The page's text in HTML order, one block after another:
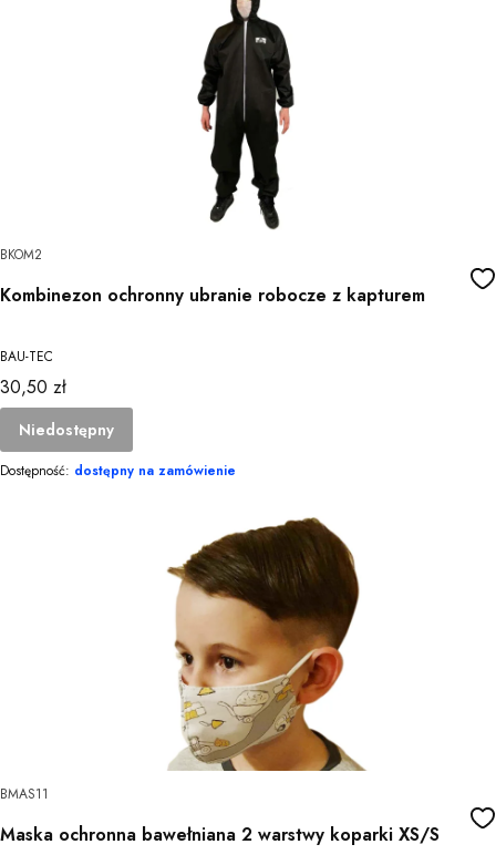
BKOM2
Kombinezon ochronny ubranie robocze z kapturem
BAU-TEC
Cena
30,50 zł
Niedostępny
Dostępność: dostępny na zamówienie
BMAS11
Maska ochronna bawełniana 2 warstwy koparki XS/S